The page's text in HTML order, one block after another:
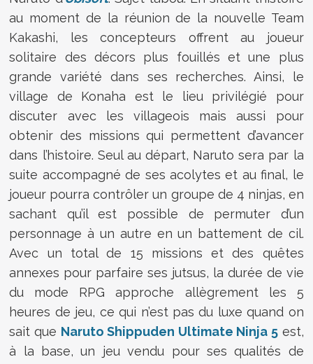
au moment de la réunion de la nouvelle Team
Kakashi, les concepteurs offrent au joueur
solitaire des décors plus fouillés et une plus
grande variété dans ses recherches. Ainsi, le
village de Konaha est le lieu privilégié pour
discuter avec les villageois mais aussi pour
obtenir des missions qui permettent d’avancer
dans l’histoire. Seul au départ, Naruto sera par la
suite accompagné de ses acolytes et au final, le
joueur pourra contrôler un groupe de 4 ninjas, en
sachant qu’il est possible de permuter d’un
personnage à un autre en un battement de cil.
Avec un total de 15 missions et des quêtes
annexes pour parfaire ses jutsus, la durée de vie
du mode RPG approche allègrement les 5
heures de jeu, ce qui n’est pas du luxe quand on
sait que Naruto Shippuden Ultimate Ninja 5est,
à la base, un jeu vendu pour ses qualités de